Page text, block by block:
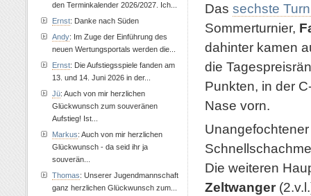
Das sechste
Sommerturnier,
dahinter kamen
die
Punkten, in der
Nase vorn.
Die weiteren
Zeltwanger
den Terminkalender 2026/2027. Ich...
Ernst: Danke nach Süden
Andy: Im Zuge der Einführung des
neuen Wertungsportals werden die...
Ernst: Die Aufstiegsspiele fanden am
13. und 14. Juni 2026 in der...
Jü: Auch von mir herzlichen
Glückwunsch zum souveränen
Aufstieg! Ist...
Markus: Auch von mir herzlichen
Glückwunsch - da seid ihr ja
souverän...
Thomas: Unserer Jugendmannschaft
ganz herzlichen Glückwunsch zum...